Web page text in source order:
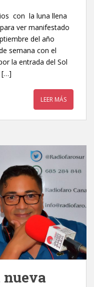
con la luna llena
ver manifestado
del año
semana con el
la entrada del Sol
[…]
LEER MÁS